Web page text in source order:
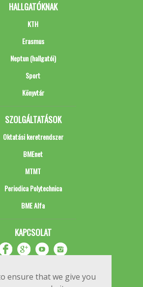
ensure that we give you
HALLGATÓKNAK
KTH
Erasmus
Neptun (hallgatói)
Sport
Könyvtár
SZOLGÁLTATÁSOK
Oktatási keretrendszer
BMEnet
MTMT
Periodica Polytechnica
BME Alfa
KAPCSOLAT